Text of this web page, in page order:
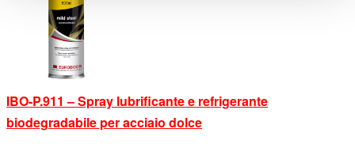
IBO-P.911 – Spray lubrificante e refrigerante
biodegradabile per acciaio dolce